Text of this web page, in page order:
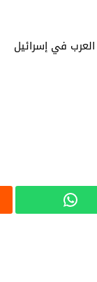
العرب في إسرائيل